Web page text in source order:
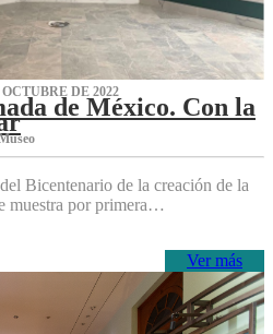
DE 2022
de México. Con la
Bicentenario de la creación de la
muestra por primera…
Ver más